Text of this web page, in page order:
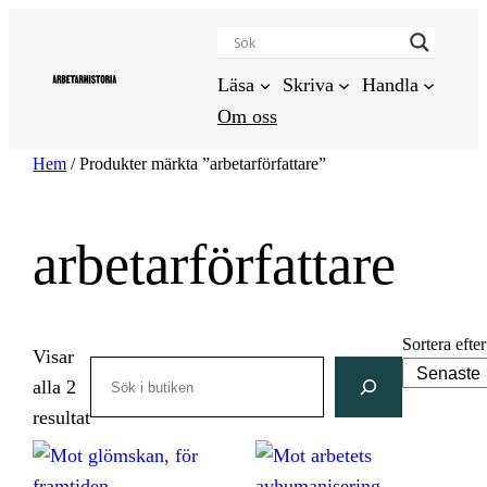
innehåll
Läsa Skriva
Handla
Om oss
Hem / Produkter märkta ”arbetarförfattare”
arbetarförfattare
Visar
alla 2
resultatSortera
efter
Sortera efter